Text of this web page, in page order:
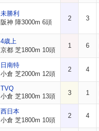
未勝利
阪神 障3000m 6頭
2 3
4歳上
京都 芝1800m 10頭
1 6
日南特
小倉 芝2000m 12頭
2 4
TVQ
小倉 芝1800m 13頭
3 1
西日本
小倉 芝1800m 10頭
2 4